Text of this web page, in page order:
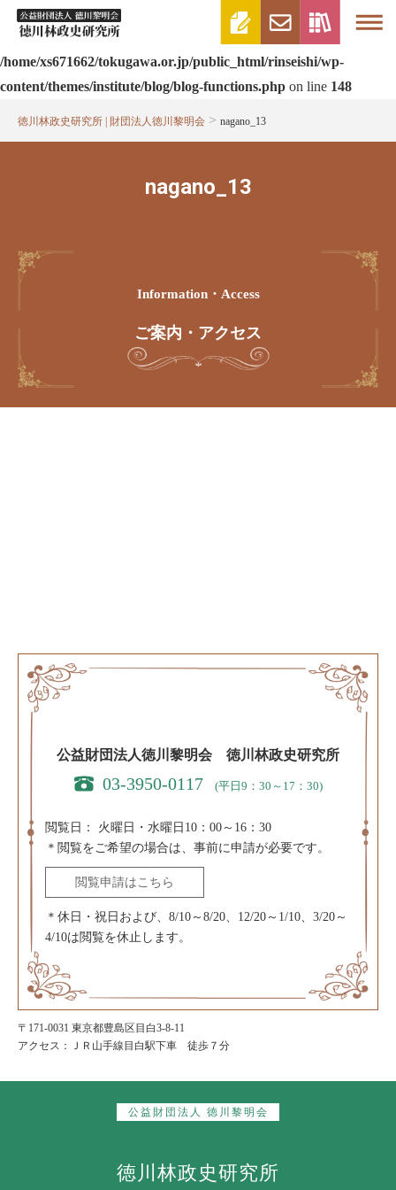
Warning: Attempt to read property "post_type" on null in
/home/xs671662/tokugawa.or.jp/public_html/rinseishi/wp-
content/themes/institute/blog/blog-functions.php on line 148
徳川林政史研究所 | 財団法人徳川黎明会 > nagano_13
nagano_13
Information・access
ご案内・アクセス
公益財団法人徳川黎明会 徳川林政史研究所
03-3950-0117 (平日9：30～17：30)
閲覧日：
火曜日・水曜日10：00～16：30
＊閲覧をご希望の場合は、事前に申請が必要です。
閲覧申請はこちら
＊休日・祝日および、8/10～8/20、12/20～1/10、3/20～
4/10は閲覧を休止します。
〒171-0031 東京都豊島区目白3-8-11
アクセス：ＪＲ山手線目白駅下車 徒歩７分
公益財団法人 徳川黎明会
徳川林政史研究所